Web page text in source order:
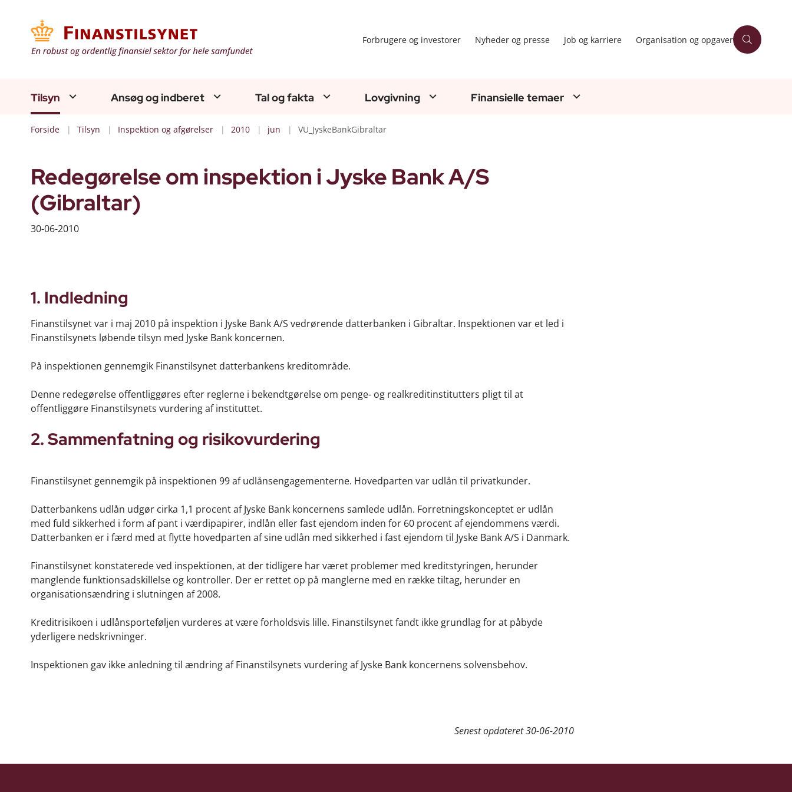
Forbrugere og investorer Nyheder og presse Job og karriere Organisation og opgaver
Tilsyn Ansøg og indberet Tal og fakta Lovgivning Finansielle temaer
Forside Tilsyn Inspektion og afgørelser 2010 jun VU_JyskeBankGibraltar
Redegørelse om inspektion i Jyske Bank A/S
(Gibraltar)
30-06-2010
1. Indledning
Finanstilsynet var i maj 2010 på inspektion i Jyske Bank A/S vedrørende datterbanken i Gibraltar. Inspektionen var et led i
Finanstilsynets løbende tilsyn med Jyske Bank koncernen.
På inspektionen gennemgik Finanstilsynet datterbankens kreditområde.
Denne redegørelse offentliggøres efter reglerne i bekendtgørelse om penge- og realkreditinstitutters pligt til at
offentliggøre Finanstilsynets vurdering af instituttet.
2. Sammenfatning og risikovurdering
Finanstilsynet gennemgik på inspektionen 99 af udlånsengagementerne. Hovedparten var udlån til privatkunder.
Datterbankens udlån udgør cirka 1,1 procent af Jyske Bank koncernens samlede udlån. Forretningskonceptet er udlån
med fuld sikkerhed i form af pant i værdipapirer, indlån eller fast ejendom inden for 60 procent af ejendommens værdi.
Datterbanken er i færd med at flytte hovedparten af sine udlån med sikkerhed i fast ejendom til Jyske Bank A/S i Danmark.
Finanstilsynet konstaterede ved inspektionen, at der tidligere har været problemer med kreditstyringen, herunder
manglende funktionsadskillelse og kontroller. Der er rettet op på manglerne med en række tiltag, herunder en
organisationsændring i slutningen af 2008.
Kreditrisikoen i udlånsporteføljen vurderes at være forholdsvis lille. Finanstilsynet fandt ikke grundlag for at påbyde
yderligere nedskrivninger.
Inspektionen gav ikke anledning til ændring af Finanstilsynets vurdering af Jyske Bank koncernens solvensbehov.
Senest opdateret30-06-2010